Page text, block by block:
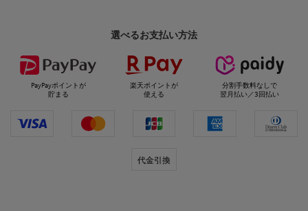
選べるお支払い方法
PayPayポイントが
貯まる
楽天ポイントが
使える
分割手数料なしで
翌月払い／3回払い
代金引換